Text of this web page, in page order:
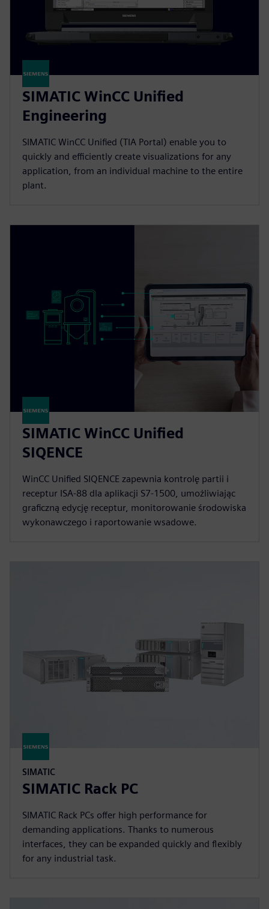
SIMATIC WinCC Unified
Engineering
SIMATIC WinCC Unified (TIA Portal) enable you to
quickly and efficiently create visualizations for any
application, from an individual machine to the entire
plant.
SIMATIC WinCC Unified
SIQENCE
WinCC Unified SIQENCE zapewnia kontrolę partii i
receptur ISA‑88 dla aplikacji S7-1500, umożliwiając
graficzną edycję receptur, monitorowanie środowiska
wykonawczego i raportowanie wsadowe.
SIMATIC
SIMATIC Rack PC
SIMATIC Rack PCs offer high performance for
demanding applications. Thanks to numerous
interfaces, they can be expanded quickly and flexibly
for any industrial task.